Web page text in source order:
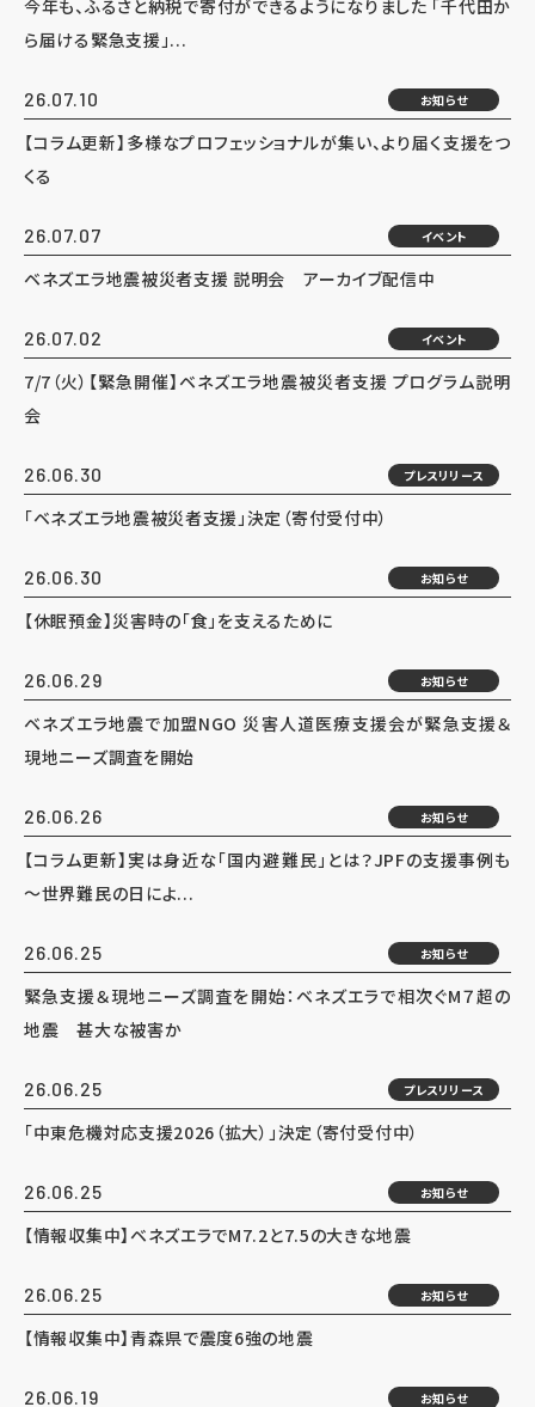
今年も、ふるさと納税で寄付ができるようになりました 「千代田か
ら届ける緊急支援」...
26.07.10 お知らせ
【コラム更新】多様なプロフェッショナルが集い、より届く支援をつ
くる
26.07.07 イベント
ベネズエラ地震被災者支援 説明会 アーカイブ配信中
26.07.02 イベント
7/7（火）【緊急開催】ベネズエラ地震被災者支援 プログラム説明
会
26.06.30 プレスリリース
「ベネズエラ地震被災者支援」決定（寄付受付中）
26.06.30 お知らせ
【休眠預金】災害時の「食」を支えるために
26.06.29 お知らせ
ベネズエラ地震で加盟NGO 災害人道医療支援会が緊急支援＆
現地ニーズ調査を開始
26.06.26 お知らせ
【コラム更新】実は身近な「国内避難民」とは？JPFの支援事例も
～世界難民の日によ...
26.06.25 お知らせ
緊急支援＆現地ニーズ調査を開始：ベネズエラで相次ぐM７超の
地震 甚大な被害か
26.06.25 プレスリリース
「中東危機対応支援2026（拡大）」決定（寄付受付中）
26.06.25 お知らせ
【情報収集中】ベネズエラでM7.2と7.5の大きな地震
26.06.25 お知らせ
【情報収集中】青森県で震度6強の地震
26.06.19 お知らせ